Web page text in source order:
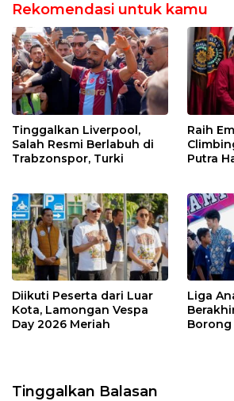
Rekomendasi untuk kamu
Tinggalkan Liverpool,
Salah Resmi Berlabuh di
Trabzonspor, Turki
Raih
Putra
Diikuti Peserta dari Luar
Kota, Lamongan Vespa
Day 2026 Meriah
Liga
Borong
Tinggalkan Balasan